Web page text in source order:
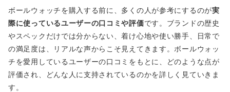
ボールウォッチを購入する前に、多くの人が参考にするのが実
際に使っているユーザーの口コミや評価です。ブランドの歴史
やスペックだけでは分からない、着け心地や使い勝手、日常で
の満足度は、リアルな声からこそ見えてきます。ボールウォッ
チを愛用しているユーザーの口コミをもとに、どのような点が
評価され、どんな人に支持されているのかを詳しく見ていきま
す。